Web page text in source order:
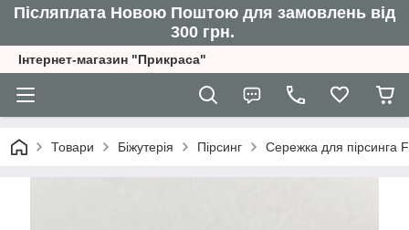
Післяплата Новою Поштою для замовлень від
300 грн.
Інтернет-магазин "Прикраса"
Товари Біжутерія Пірсинг Сережка для пірсинга